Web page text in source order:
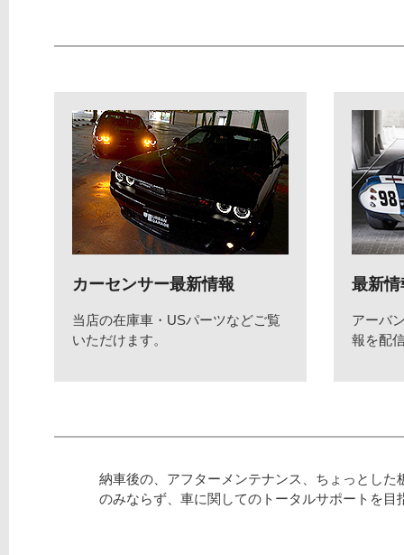
カーセンサー最新情報
当店の在庫車・USパーツなどご覧
いただけます。
最新情
アーバ
報を配
納車後の、アフターメンテナンス、ちょっとした
のみならず、車に関してのトータルサポートを目